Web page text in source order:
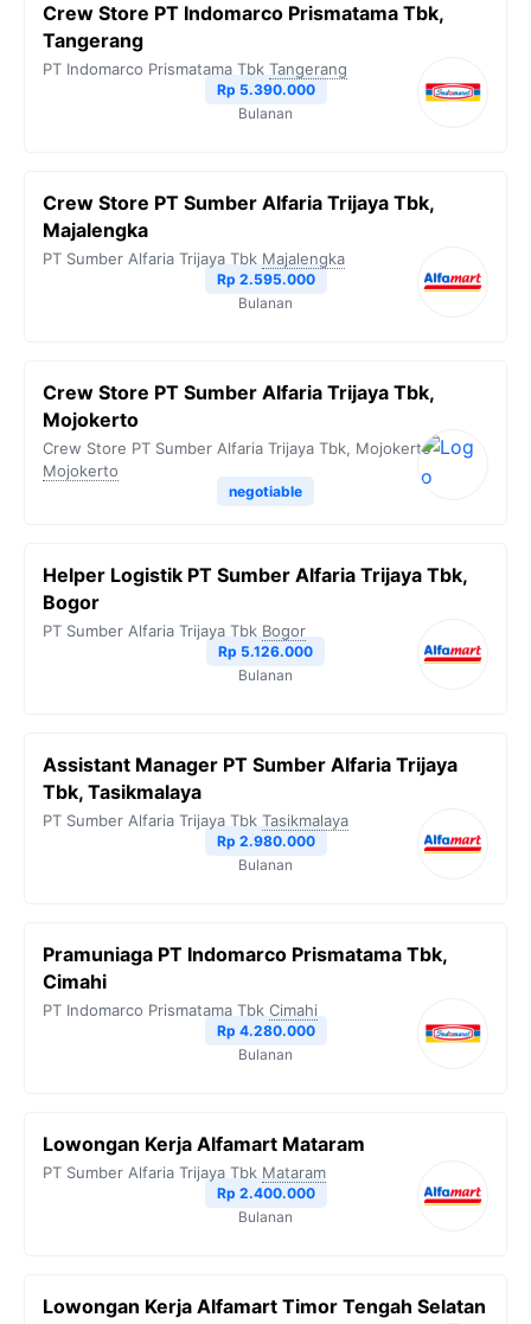
Crew Store PT Indomarco Prismatama Tbk,
Tangerang
PT Indomarco Prismatama Tbk Tangerang
Rp 5.390.000
Bulanan
Crew Store PT Sumber Alfaria Trijaya Tbk,
Majalengka
PT Sumber Alfaria Trijaya Tbk Majalengka
Rp 2.595.000
Bulanan
Crew Store PT Sumber Alfaria Trijaya Tbk,
Mojokerto
Crew Store PT Sumber Alfaria Trijaya Tbk, Mojokerto
Mojokerto
negotiable
Helper Logistik PT Sumber Alfaria Trijaya Tbk,
Bogor
PT Sumber Alfaria Trijaya Tbk Bogor
Rp 5.126.000
Bulanan
Assistant Manager PT Sumber Alfaria Trijaya
Tbk, Tasikmalaya
PT Sumber Alfaria Trijaya Tbk Tasikmalaya
Rp 2.980.000
Bulanan
Pramuniaga PT Indomarco Prismatama Tbk,
Cimahi
PT Indomarco Prismatama Tbk Cimahi
Rp 4.280.000
Bulanan
Lowongan Kerja Alfamart Mataram
PT Sumber Alfaria Trijaya Tbk Mataram
Rp 2.400.000
Bulanan
Lowongan Kerja Alfamart Timor Tengah Selatan